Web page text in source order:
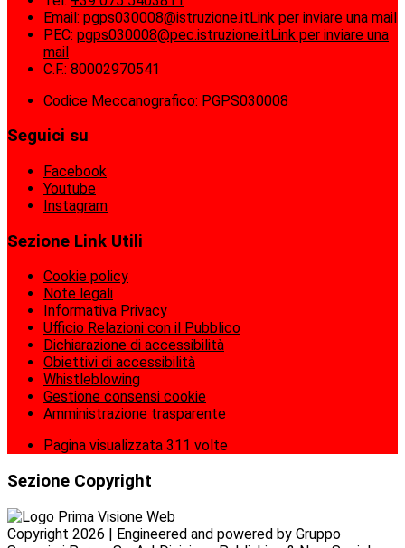
Email: pgps030008@istruzione.itLink per inviare una mail
PEC: pgps030008@pec.istruzione.itLink per inviare una
mail
C.F.: 80002970541
Codice Meccanografico: PGPS030008
Seguici su
Facebook
Youtube
Instagram
Sezione Link Utili
Cookie policy
Note legali
Informativa Privacy
Ufficio Relazioni con il Pubblico
Dichiarazione di accessibilità
Obiettivi di accessibilità
Whistleblowing
Gestione consensi cookie
Amministrazione trasparente
Pagina visualizzata 311 volte
Sezione Copyright
Copyright 2026 | Engineered and powered by Gruppo